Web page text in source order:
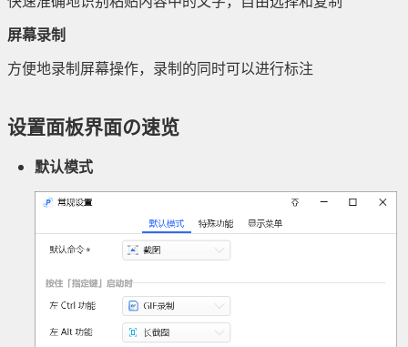
屏幕录制
方便地录制屏幕操作，录制的同时可以进行标注
设置面板界面の速览
默认模式